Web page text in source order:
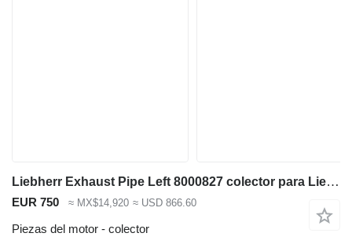
Liebherr Exhaust Pipe Left 8000827 colector para Liebherr R964C/R966/R966 LC/R970/R974C/R976/R976 LC/R980 excavadora
EUR 750 ≈ MX$14,920 ≈ USD 866.60
Piezas del motor - colector